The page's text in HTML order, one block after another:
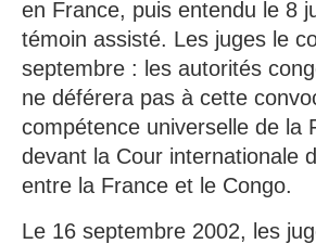
en France, puis entendu le 8
témoin assisté. Les juges le
septembre : les autorités
ne déférera pas à cette
compétence universelle de la
devant la Cour internationale
entre la France et le Congo.
Le 16 septembre 2002, les